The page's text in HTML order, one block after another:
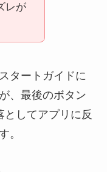
レが
タートガイドに
、最後のボタン
してアプリに反
。